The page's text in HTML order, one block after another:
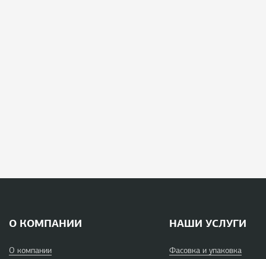
О КОМПАНИИ
О компании
НАШИ УСЛУГИ
Фасовка и упаковка